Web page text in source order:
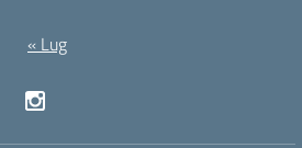
« Lug